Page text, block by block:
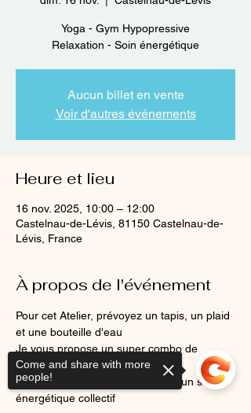
Yoga - Gym Hypopressive
Relaxation - Soin énergétique
Aucun billet en vente
Voir d'autres événements
Heure et lieu
16 nov. 2025, 10:00 – 12:00
Castelnau-de-Lévis, 81150 Castelnau-de-
Lévis, France
À propos de l'événement
Pour cet Atelier, prévoyez un tapis, un plaid
et une bouteille d'eau
Je vous propose un super combo de
détente avec du Yoga, de la Gym
Hypopressive, de la relaxation et un soin
énergétique collectif
Come and share with more
people!